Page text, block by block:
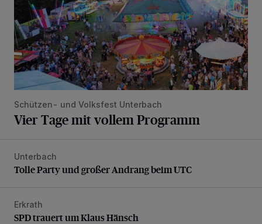
Schützen- und Volksfest Unterbach
Vier Tage mit vollem Programm
Tolle Party und großer Andrang beim UTC
Unterbach
Tolle Party und großer Andrang beim UTC
SPD trauert um Klaus Hänsch
Erkrath
SPD trauert um Klaus Hänsch